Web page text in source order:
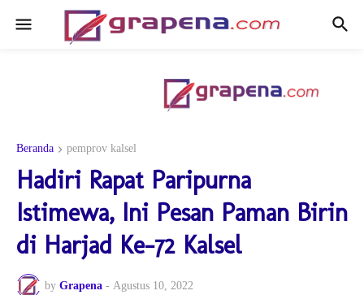
Beranda pemprov kalsel
Hadiri Rapat Paripurna
Istimewa, Ini Pesan Paman Birin
di Harjad Ke-72 Kalsel
by Grapena - Agustus 10, 2022